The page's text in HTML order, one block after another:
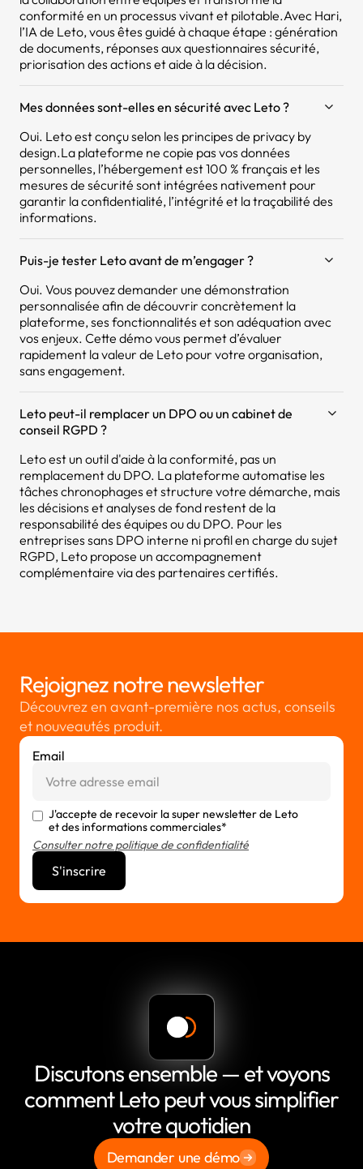
conformité en un processus vivant et pilotable.Avec Hari,
l’IA de Leto, vous êtes guidé à chaque étape : génération
de documents, réponses aux questionnaires sécurité,
priorisation des actions et aide à la décision.
Mes données sont-elles en sécurité avec Leto ?
Oui. Leto est conçu selon les principes de privacy by
design.La plateforme ne copie pas vos données
personnelles, l’hébergement est 100 % français et les
mesures de sécurité sont intégrées nativement pour
garantir la confidentialité, l’intégrité et la traçabilité des
informations.
Puis-je tester Leto avant de m’engager ?
Oui. Vous pouvez demander une démonstration
personnalisée afin de découvrir concrètement la
plateforme, ses fonctionnalités et son adéquation avec
vos enjeux. Cette démo vous permet d’évaluer
rapidement la valeur de Leto pour votre organisation,
sans engagement.
Leto peut-il remplacer un DPO ou un cabinet de
conseil RGPD ?
Leto est un outil d'aide à la conformité, pas un
remplacement du DPO. La plateforme automatise les
tâches chronophages et structure votre démarche, mais
les décisions et analyses de fond restent de la
responsabilité des équipes ou du DPO. Pour les
entreprises sans DPO interne ni profil en charge du sujet
RGPD, Leto propose un accompagnement
complémentaire via des partenaires certifiés.
Rejoignez notre newsletter
Découvrez en avant-première nos actus, conseils
et nouveautés produit.
Email
J'accepte de recevoir la super newsletter de Leto
et des informations commerciales*
Consulter notre politique de confidentialité
Discutons ensemble — et voyons
comment Leto peut vous simplifier
votre quotidien
Demander une démo